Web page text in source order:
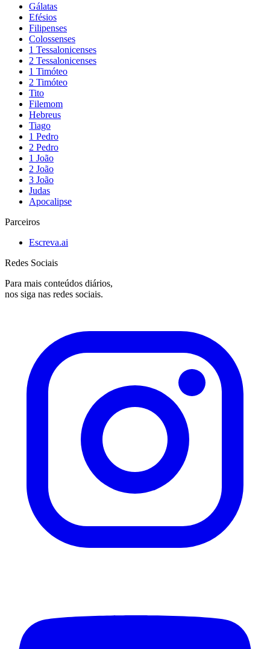
Gálatas
Efésios
Filipenses
Colossenses
1 Tessalonicenses
2 Tessalonicenses
1 Timóteo
2 Timóteo
Tito
Filemom
Hebreus
Tiago
1 Pedro
2 Pedro
1 João
2 João
3 João
Judas
Apocalipse
Parceiros
Escreva.ai
Redes Sociais
Para mais conteúdos diários,
nos siga nas redes sociais.